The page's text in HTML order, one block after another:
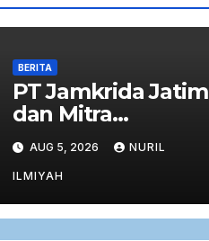
BERITA
PT Jamkrida Jatim
dan Mitra
Reasuransi
Tandatangani
Perjanjian
Facultative
Obligatory 2026
AUG 5, 2026 NURIL
ILMIYAH